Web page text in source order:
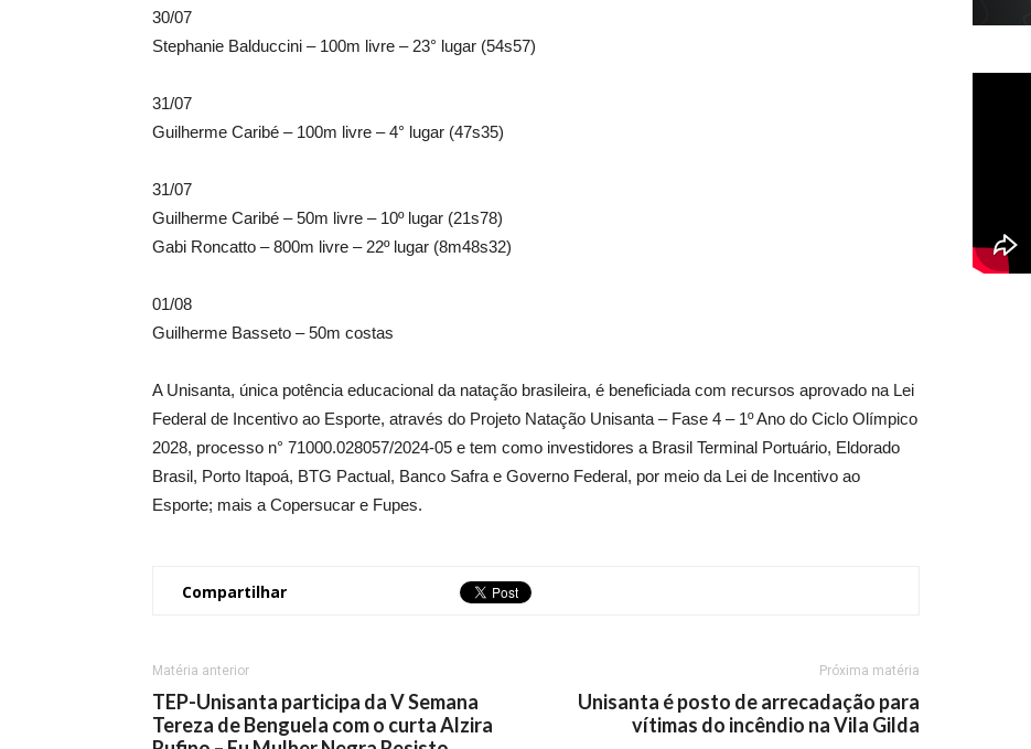
30/07
Stephanie Balduccini – 100m livre – 23° lugar (54s57)
31/07
Guilherme Caribé – 100m livre – 4° lugar (47s35)
31/07
Guilherme Caribé – 50m livre – 10º lugar (21s78)
Gabi Roncatto – 800m livre – 22º lugar (8m48s32)
01/08
Guilherme Basseto – 50m costas
A Unisanta, única potência educacional da natação brasileira, é beneficiada com recursos aprovado na Lei
Federal de Incentivo ao Esporte, através do Projeto Natação Unisanta – Fase 4 – 1º Ano do Ciclo Olímpico
2028, processo n° 71000.028057/2024-05 e tem como investidores a Brasil Terminal Portuário, Eldorado
Brasil, Porto Itapoá, BTG Pactual, Banco Safra e Governo Federal, por meio da Lei de Incentivo ao
Esporte; mais a Copersucar e Fupes.
Compartilhar
Matéria anterior
TEP-Unisanta participa da V Semana
Tereza de Benguela com o curta Alzira
Próxima matéria
Unisanta é posto de arrecadação para
vítimas do incêndio na Vila Gilda